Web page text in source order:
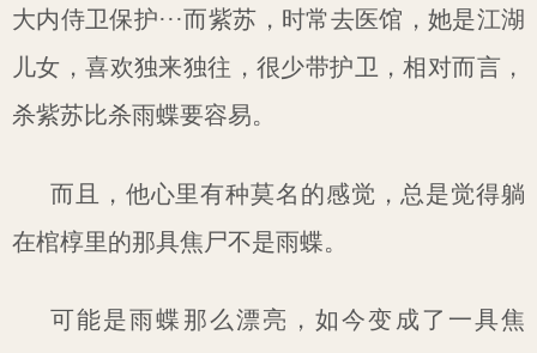
大内侍卫保护···而紫苏，时常去医馆，她是江湖
儿女，喜欢独来独往，很少带护卫，相对而言，
杀紫苏比杀雨蝶要容易。
而且，他心里有种莫名的感觉，总是觉得躺
在棺椁里的那具焦尸不是雨蝶。
可能是雨蝶那么漂亮，如今变成了一具焦